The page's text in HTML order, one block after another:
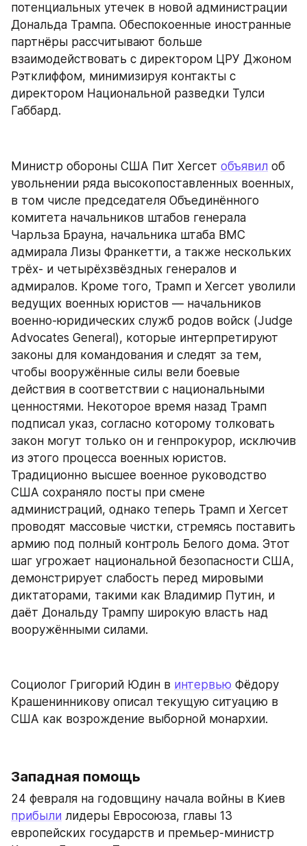
потенциальных утечек в новой администрации
Дональда Трампа. Обеспокоенные иностранные
партнёры рассчитывают больше
взаимодействовать с директором ЦРУ Джоном
Рэтклиффом, минимизируя контакты с
директором Национальной разведки Тулси
Габбард.
Министр обороны США Пит Хегсет объявил об
увольнении ряда высокопоставленных военных,
в том числе председателя Объединённого
комитета начальников штабов генерала
Чарльза Брауна, начальника штаба ВМС
адмирала Лизы Франкетти, а также нескольких
трёх- и четырёхзвёздных генералов и
адмиралов. Кроме того, Трамп и Хегсет уволили
ведущих военных юристов — начальников
военно-юридических служб родов войск (Judge
Advocates General), которые интерпретируют
законы для командования и следят за тем,
чтобы вооружённые силы вели боевые
действия в соответствии с национальными
ценностями. Некоторое время назад Трамп
подписал указ, согласно которому толковать
закон могут только он и генпрокурор, исключив
из этого процесса военных юристов.
Традиционно высшее военное руководство
США сохраняло посты при смене
администраций, однако теперь Трамп и Хегсет
проводят массовые чистки, стремясь поставить
армию под полный контроль Белого дома. Этот
шаг угрожает национальной безопасности США,
демонстрирует слабость перед мировыми
диктаторами, такими как Владимир Путин, и
даёт Дональду Трампу широкую власть над
вооружёнными силами.
Социолог Григорий Юдин в интервью Фёдору
Крашенинникову описал текущую ситуацию в
США как возрождение выборной монархии.
Западная помощь
прибыли лидеры Евросоюза, главы 13
европейских государств и премьер-министр